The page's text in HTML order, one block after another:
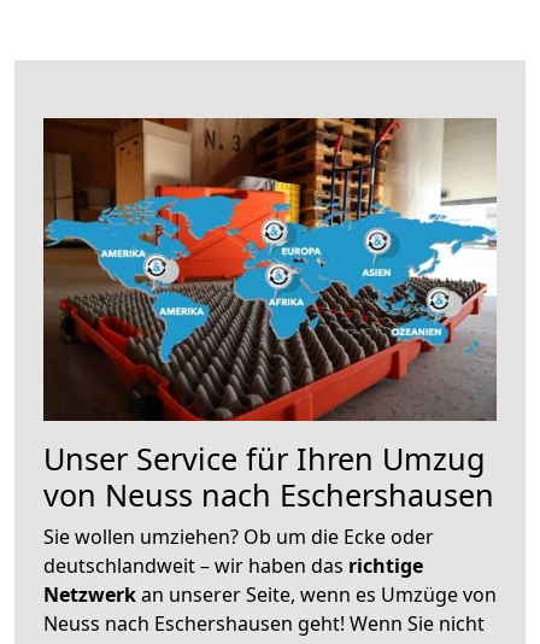
Unser Service für Ihren Umzug
von Neuss nach Eschershausen
Sie wollen umziehen? Ob um die Ecke oder
deutschlandweit – wir haben das richtige
Netzwerkan unserer Seite, wenn es Umzüge von
Neuss nach Eschershausen geht! Wenn Sie nicht